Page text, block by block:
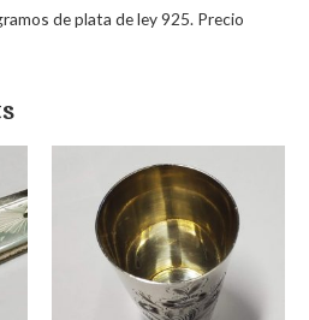
de plata de ley 925. Precio